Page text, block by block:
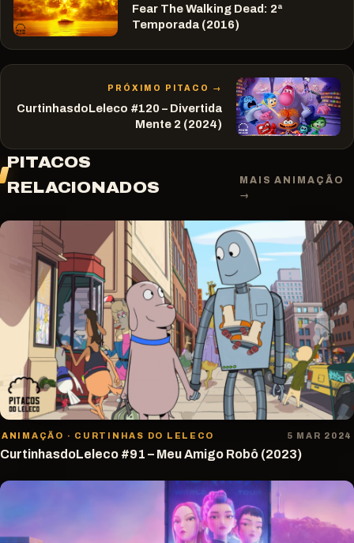
Fear The Walking Dead: 2ª
Temporada (2016)
PRÓXIMO PITACO →
CurtinhasdoLeleco #120 – Divertida
Mente 2 (2024)
PITACOS
RELACIONADOS
MAIS ANIMAÇÃO
→
ANIMAÇÃO · CURTINHAS DO LELECO 5 MAR 2024
CurtinhasdoLeleco #91 – Meu Amigo Robô (2023)